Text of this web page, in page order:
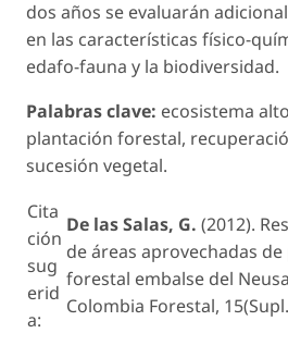
dos años se evaluarán
en las características físico-
edafo-fauna y la biodiversidad.
Palabras clave: ecosistema
plantación forestal,
sucesión vegetal.
Cita
ción
sug
erid
a:
De las Salas, G. (2012).
de áreas aprovechadas
forestal embalse del
Colombia Forestal,